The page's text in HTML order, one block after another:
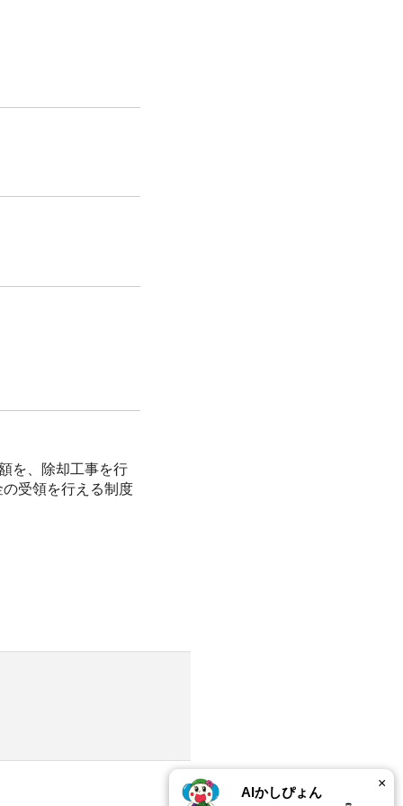
を、除却工事を行
受領を行える制度
AIかしぴょん
×